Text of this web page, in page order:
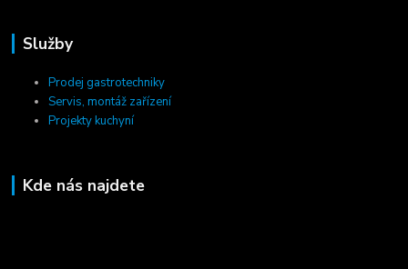
Služby
Prodej gastrotechniky
Servis, montáž zařízení
Projekty kuchyní
Kde nás najdete